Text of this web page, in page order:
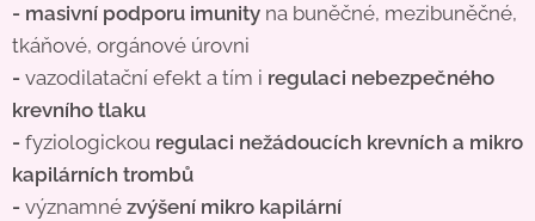
- masivní podporu imunity na buněčné, mezibuněčné,
tkáňové, orgánové úrovni
- vazodilatační efekt a tím i regulaci nebezpečného
krevního tlaku
- fyziologickou regulaci nežádoucích krevních a mikro
kapilárních trombů
- významné zvýšení mikro kapilární